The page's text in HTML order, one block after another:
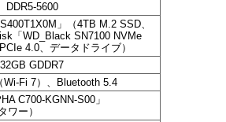
DDR5-5600
」（4TB M.2 SSD、
「WD_Black SN7100 NVMe
4.0、データドライブ）
GDDR7
Fi 7）、Bluetooth 5.4
C700-KGNN-S00」
ワー）